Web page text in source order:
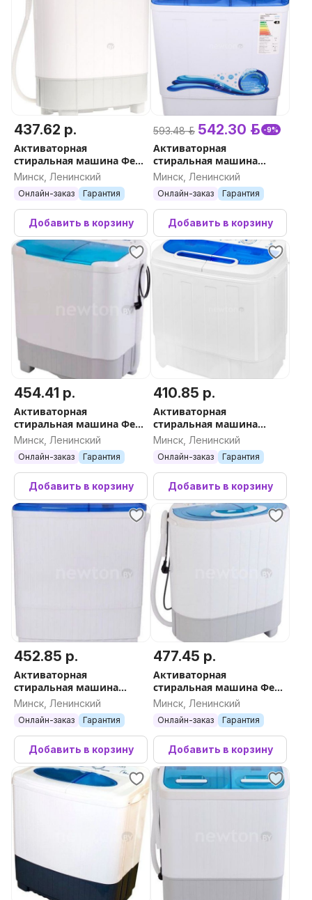
437.62 р.
Активаторная
стиральная машина Фея
СМП-60Н
Минск, Ленинский
Онлайн-заказ Гарантия
Добавить в корзину
593.48 р. 542.30 р. -9%
Активаторная
стиральная машина
Optima МСП-75П
Минск, Ленинский
Онлайн-заказ Гарантия
Добавить в корзину
454.41 р.
Активаторная
стиральная машина Фея
СМП-50НС
Минск, Ленинский
Онлайн-заказ Гарантия
Добавить в корзину
410.85 р.
Активаторная
стиральная машина
Optima МСП-40П
Минск, Ленинский
Онлайн-заказ Гарантия
Добавить в корзину
452.85 р.
Активаторная
стиральная машина
Мечта WMS T613UPTA01
Минск, Ленинский
Онлайн-заказ Гарантия
Добавить в корзину
477.45 р.
Активаторная
стиральная машина Фея
СМП-60НС
Минск, Ленинский
Онлайн-заказ Гарантия
Добавить в корзину